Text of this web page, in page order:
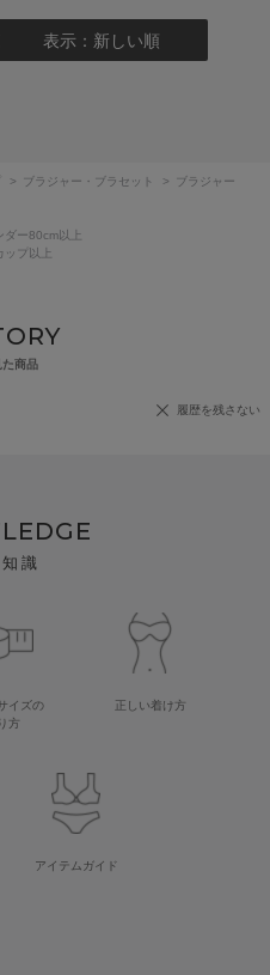
表示：新しい順
> ブラジャー・ブラセット >
ブラジャー
ダー80cm以上
ップ以上
た商品
履歴を残さない
識
イズの
方
正しい着け方
アイテムガイド